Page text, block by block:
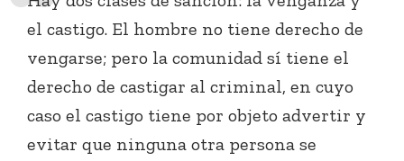
el castigo. El hombre no tiene derecho de
vengarse; pero la comunidad sí tiene el
derecho de castigar al criminal, en cuyo
caso el castigo tiene por objeto advertir y
evitar que ninguna otra persona se